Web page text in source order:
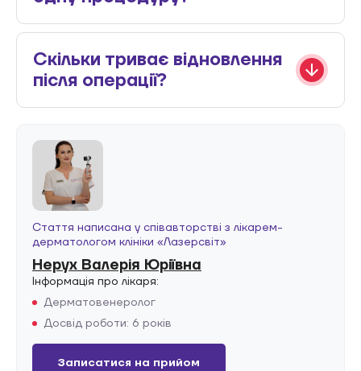
Скільки триває відновлення
після операції?
Стаття написана у співавторстві з лікарем-
дерматологом клініки «Лазерсвiт»
Нерух Валерія Юріївна
Інформація про лікаря:
Дерматовенеролог
Досвід роботи: 6 років
Записатися на прийом